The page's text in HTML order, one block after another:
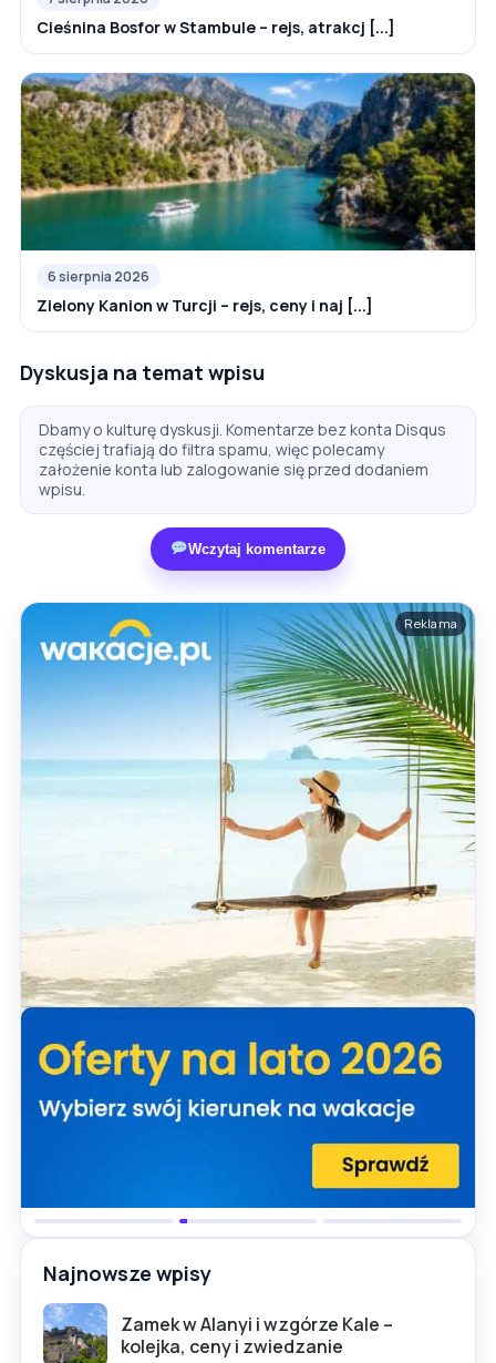
Cieśnina Bosfor w Stambule – rejs, atrakcj [...]
6 sierpnia 2026
Zielony Kanion w Turcji – rejs, ceny i naj [...]
Dyskusja na temat wpisu
Dbamy o kulturę dyskusji. Komentarze bez konta Disqus
częściej trafiają do filtra spamu, więc polecamy
założenie konta lub zalogowanie się przed dodaniem
wpisu.
Wczytaj komentarze
Reklama
Najnowsze wpisy
Zamek w Alanyi i wzgórze Kale –
kolejka, ceny i zwiedzanie